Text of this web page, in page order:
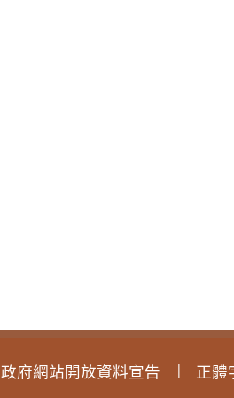
政府網站開放資料宣告 正體